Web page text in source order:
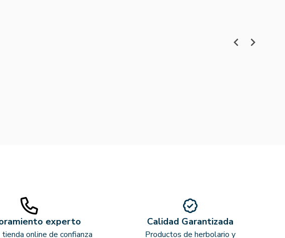
experto
online de confianza
Calidad Garantizada
Productos de herbolario y